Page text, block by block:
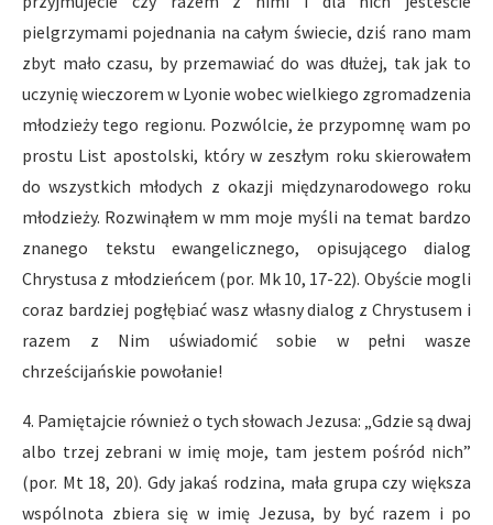
pielgrzymami pojednania na całym świecie, dziś rano mam
zbyt mało czasu, by przemawiać do was dłużej, tak jak to
uczynię wieczorem w Lyonie wobec wielkiego zgromadzenia
młodzieży tego regionu. Pozwólcie, że przypomnę wam po
prostu List apostolski, który w zeszłym roku skierowałem
do wszystkich młodych z okazji międzynarodowego roku
młodzieży. Rozwinąłem w mm moje myśli na temat bardzo
znanego tekstu ewangelicznego, opisującego dialog
Chrystusa z młodzieńcem (por. Mk 10, 17-22). Obyście mogli
coraz bardziej pogłębiać wasz własny dialog z Chrystusem i
razem z Nim uświadomić sobie w pełni wasze
chrześcijańskie powołanie!
4. Pamiętajcie również o tych słowach Jezusa: „Gdzie są dwaj
albo trzej zebrani w imię moje, tam jestem pośród nich”
(por. Mt 18, 20). Gdy jakaś rodzina, mała grupa czy większa
wspólnota zbiera się w imię Jezusa, by być razem i po